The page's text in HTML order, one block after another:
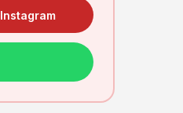
Instagram